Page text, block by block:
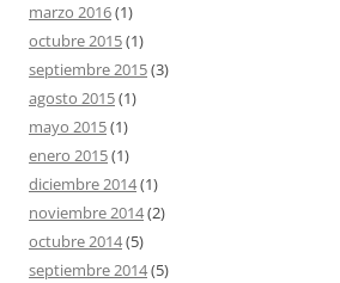
marzo 2016(1)
octubre 2015(1)
septiembre 2015(3)
agosto 2015(1)
mayo 2015(1)
enero 2015(1)
diciembre 2014(1)
noviembre 2014(2)
octubre 2014(5)
septiembre 2014(5)